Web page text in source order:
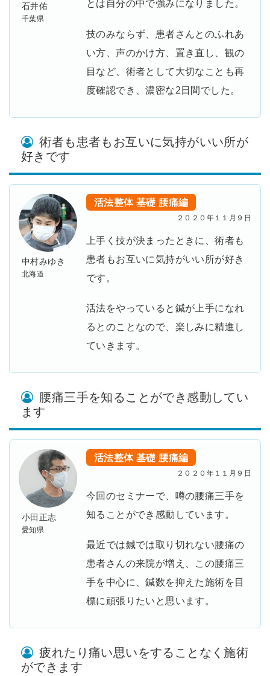
石井佑
千葉県
とは自分の中で強みになりました。
技のみならず、患者さんとのふれあ
い方、声のかけ方、置き直し、観の
目など、術者として大切なことも再
度確認でき、濃密な2日間でした。
術者も患者もお互いに気持がいい所が
好きです
中村みゆき
北海道
活法整体 基礎 腰痛編
２０２０年１１月９日
上手く技が決まったときに、術者も
患者もお互いに気持がいい所が好き
です。
活法をやっていると鍼が上手になれ
るとのことなので、楽しみに精進し
ていきます。
腰痛三手を知ることができ感動してい
ます
小田正志
愛知県
活法整体 基礎 腰痛編
２０２０年１１月９日
今回のセミナーで、噂の腰痛三手を
知ることができ感動しています。
最近では鍼では取り切れない腰痛の
患者さんの来院が増え、この腰痛三
手を中心に、鍼数を抑えた施術を目
標に頑張りたいと思います。
疲れたり痛い思いをすることなく施術
ができます